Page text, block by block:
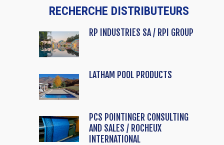
RECHERCHE DISTRIBUTEURS
RP INDUSTRIES SA / RPI GROUP
LATHAM POOL PRODUCTS
PCS POINTINGER CONSULTING
AND SALES / ROCHEUX
INTERNATIONAL